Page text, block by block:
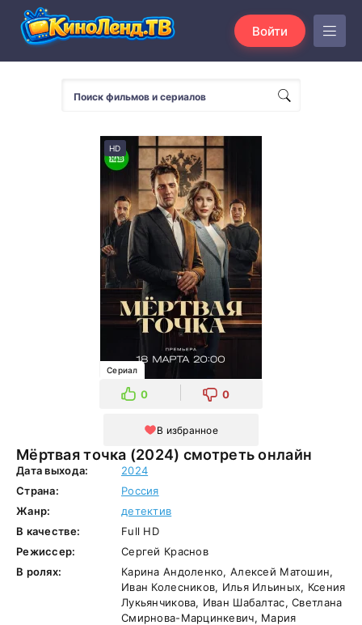
Войти
Мёртвая точка (2024) смотреть онлайн
HD
Сериал
0 0
В избранное
Дата выхода:
2024
Страна:
Россия
Жанр:
детектив
В качестве:
Full HD
Режиссер:
Сергей Краснов
В ролях:
Карина Андоленко, Алексей Матошин,
Иван Колесников, Илья Ильиных, Ксения
Лукьянчикова, Иван Шабалтас, Светлана
Смирнова-Марцинкевич, Мария